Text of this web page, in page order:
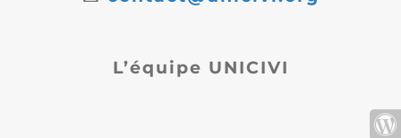
L’équipe UNICIVI